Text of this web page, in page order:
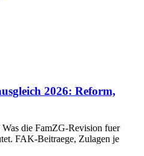
2026: Reform,
die FamZG-Revision fuer
FAK-Beitraege, Zulagen je